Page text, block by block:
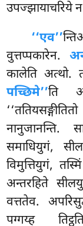
उपज्झायाचरिये
‘‘एव’’
वुत्तप्पकारेन.
कालेति अत्थो.
पच्छिमे’’ति
नानुजानन्ति.
समाधियुगं,
विमुत्तियुगं,
अन्तरहिते
वत्ततेव.
पग्गय्ह